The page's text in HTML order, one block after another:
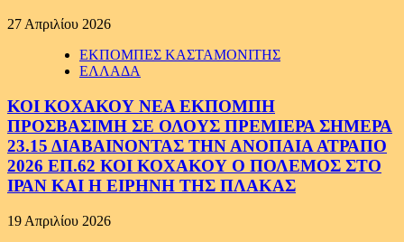
27 Απριλίου 2026
ΕΚΠΟΜΠΕΣ ΚΑΣΤΑΜΟΝΙΤΗΣ
ΕΛΛΑΔΑ
ΚΟΙ ΚΟΧΑΚΟΥ ΝΕΑ ΕΚΠΟΜΠΗ
ΠΡΟΣΒΑΣΙΜΗ ΣΕ ΟΛΟΥΣ ΠΡΕΜΙΕΡΑ ΣΗΜΕΡΑ
23.15 ΔΙΑΒΑΙΝΟΝΤΑΣ ΤΗΝ ΑΝΟΠΑΙΑ ΑΤΡΑΠΟ
2026 ΕΠ.62 ΚΟΙ ΚΟΧΑΚΟΥ Ο ΠΟΛΕΜΟΣ ΣΤΟ
ΙΡΑΝ ΚΑΙ Η ΕΙΡΗΝΗ ΤΗΣ ΠΛΑΚΑΣ
19 Απριλίου 2026